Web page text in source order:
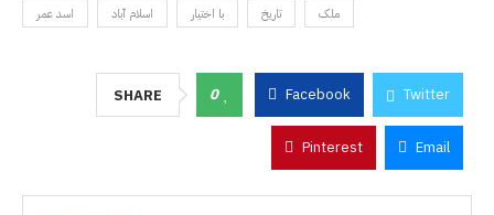
اسد عمر اسلام آباد با اختیار تاریخ ملک
SHARE 0 Facebook Twitter
Pinterest Email